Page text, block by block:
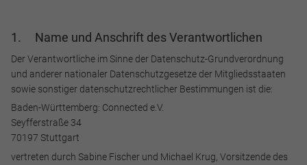
1. Name und Anschrift des Verantwortlichen
Der Verantwortliche im Sinne der Datenschutz-Grundverordnung
und anderer nationaler Datenschutzgesetze der Mitgliedsstaaten
sowie sonstiger datenschutzrechtlicher Bestimmungen ist die:
Baden-Württemberg: Connected e.V.
Seyfferstraße 34
70197 Stuttgart
vertreten durch Sabine Fischer und Michael Krug, Vorsitzende des